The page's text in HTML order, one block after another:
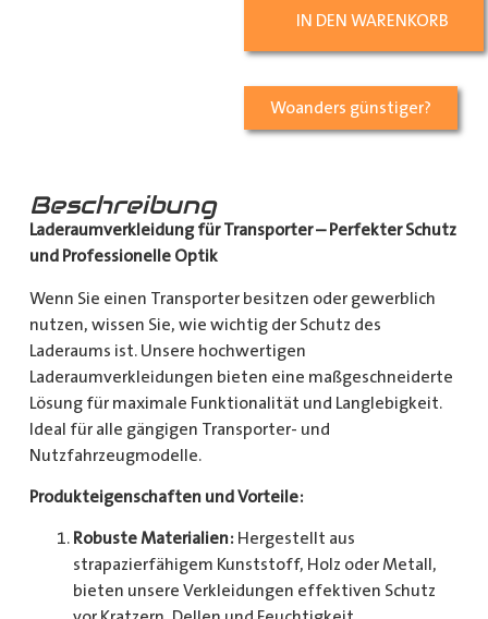
IN DEN WARENKORB
Woanders günstiger?
Beschreibung
Laderaumverkleidung für Transporter – Perfekter Schutz
und Professionelle Optik
Wenn Sie einen Transporter besitzen oder gewerblich
nutzen, wissen Sie, wie wichtig der Schutz des
Laderaums ist. Unsere hochwertigen
Laderaumverkleidungen bieten eine maßgeschneiderte
Lösung für maximale Funktionalität und Langlebigkeit.
Ideal für alle gängigen Transporter- und
Nutzfahrzeugmodelle.
Produkteigenschaften und Vorteile:
Robuste Materialien: Hergestellt aus
strapazierfähigem Kunststoff, Holz oder Metall,
bieten unsere Verkleidungen effektiven Schutz